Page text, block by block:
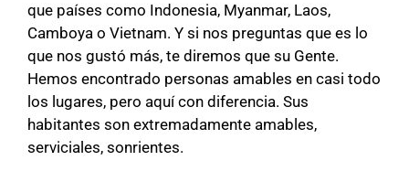
que países como Indonesia, Myanmar, Laos,
Camboya o Vietnam. Y si nos preguntas que es lo
que nos gustó más, te diremos que su Gente.
Hemos encontrado personas amables en casi todo
los lugares, pero aquí con diferencia. Sus
habitantes son extremadamente amables,
serviciales, sonrientes.